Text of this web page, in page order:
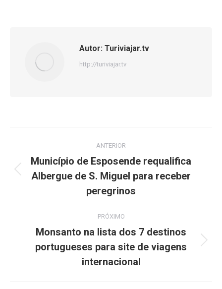
Autor: Turiviajar.tv
http://turiviajar.tv
de
post:
ANTERIOR
Post
anterior:
Município de Esposende requalifica
Albergue de S. Miguel para receber
peregrinos
PRÓXIMO
Próximo
post:
Monsanto na lista dos 7 destinos
portugueses para site de viagens
internacional